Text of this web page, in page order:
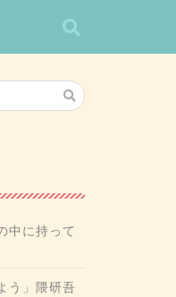
中に持って
う」隈研吾